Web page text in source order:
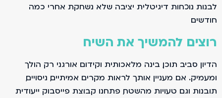
לבנות נוכחות דיגיטלית יציבה שלא נשחקת אחרי כמה
חודשים.
רוצים להמשיך את השיח
הדיון סביב תוכן, בינה מלאכותית וקידום אורגני רק הולך
ומעמיק. אם מעניין אותך לראות מקרים אמיתיים, ניסויים,
תובנות וגם טעויות מהשטח, פתחנו קבוצת פייסבוק ייעודית